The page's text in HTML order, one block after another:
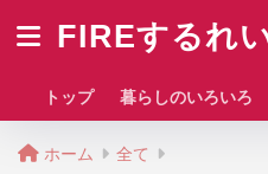
FIREするれ
トップ 暮らしのいろいろ
ホーム 全て